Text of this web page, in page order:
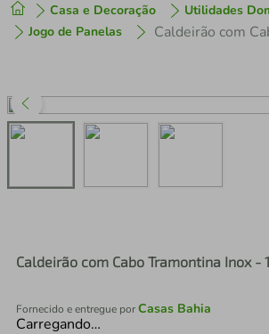
Casa e Decoração
Utilidades
Jogo de Panelas
Caldeirão com Cabo Tramontina Inox -
Fornecido e entregue porCasas Bahia
Carregando…
1º tenis
3º perfume